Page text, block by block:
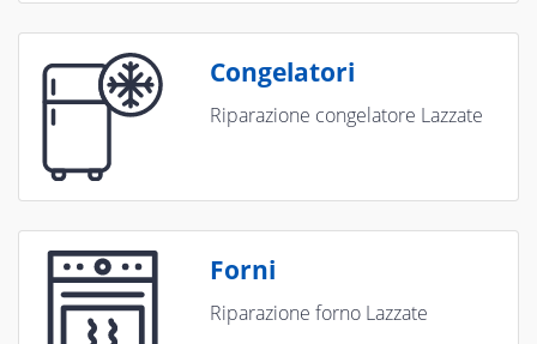
Congelatori
Riparazione congelatore Lazzate
Forni
Riparazione forno Lazzate